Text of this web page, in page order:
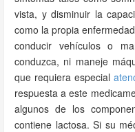
vista, y disminuir la
como la propia
conducir vehículos o
conduzca, ni maneje
que requiera especial
respuesta a este
algunos de los
contiene lactosa. Si su